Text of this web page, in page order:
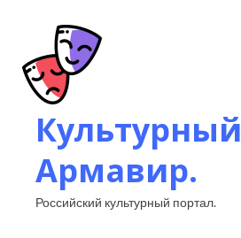
Культурный
Армавир.
Российский культурный портал.